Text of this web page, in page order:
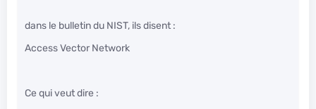
dans le bulletin du NIST, ils disent :
Access Vector Network
Ce qui veut dire :